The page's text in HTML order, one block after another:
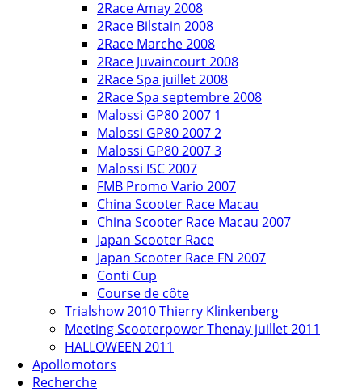
2Race Amay 2008
2Race Bilstain 2008
2Race Marche 2008
2Race Juvaincourt 2008
2Race Spa juillet 2008
2Race Spa septembre 2008
Malossi GP80 2007 1
Malossi GP80 2007 2
Malossi GP80 2007 3
Malossi ISC 2007
FMB Promo Vario 2007
China Scooter Race Macau
China Scooter Race Macau 2007
Japan Scooter Race
Japan Scooter Race FN 2007
Conti Cup
Course de côte
Trialshow 2010 Thierry Klinkenberg
Meeting Scooterpower Thenay juillet 2011
HALLOWEEN 2011
Apollomotors
Recherche